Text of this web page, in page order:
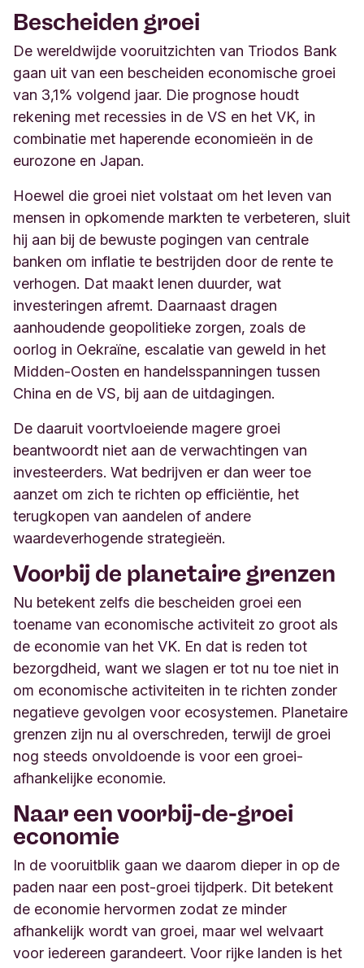
Bescheiden groei
De wereldwijde vooruitzichten van Triodos Bank
gaan uit van een bescheiden economische groei
van 3,1% volgend jaar. Die prognose houdt
rekening met recessies in de VS en het VK, in
combinatie met haperende economieën in de
eurozone en Japan.
Hoewel die groei niet volstaat om het leven van
mensen in opkomende markten te verbeteren, sluit
hij aan bij de bewuste pogingen van centrale
banken om inflatie te bestrijden door de rente te
verhogen. Dat maakt lenen duurder, wat
investeringen afremt. Daarnaast dragen
aanhoudende geopolitieke zorgen, zoals de
oorlog in Oekraïne, escalatie van geweld in het
Midden-Oosten en handelsspanningen tussen
China en de VS, bij aan de uitdagingen.
De daaruit voortvloeiende magere groei
beantwoordt niet aan de verwachtingen van
investeerders. Wat bedrijven er dan weer toe
aanzet om zich te richten op efficiëntie, het
terugkopen van aandelen of andere
waardeverhogende strategieën.
Voorbij de planetaire grenzen
Nu betekent zelfs die bescheiden groei een
toename van economische activiteit zo groot als
de economie van het VK. En dat is reden tot
bezorgdheid, want we slagen er tot nu toe niet in
om economische activiteiten in te richten zonder
negatieve gevolgen voor ecosystemen. Planetaire
grenzen zijn nu al overschreden, terwijl de groei
nog steeds onvoldoende is voor een groei-
afhankelijke economie.
Naar een voorbij-de-groei
economie
In de vooruitblik gaan we daarom dieper in op de
paden naar een post-groei tijdperk. Dit betekent
de economie hervormen zodat ze minder
afhankelijk wordt van groei, maar wel welvaart
voor iedereen garandeert. Voor rijke landen is het